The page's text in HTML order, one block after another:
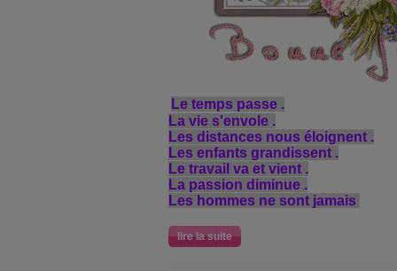
Le temps passe .
La vie s'envole .
Les distances nous éloignent .
Les enfants grandissent .
Le travail va et vient .
La passion diminue .
Les hommes ne sont jamais
lire la suite